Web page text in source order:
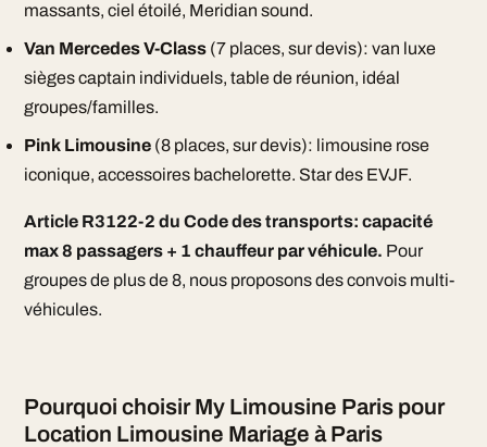
massants, ciel étoilé, Meridian sound.
Van Mercedes V-Class(7 places, sur devis): van luxe
sièges captain individuels, table de réunion, idéal
groupes/familles.
Pink Limousine(8 places, sur devis): limousine rose
iconique, accessoires bachelorette. Star des EVJF.
Article R3122-2 du Code des transports: capacité
max 8 passagers + 1 chauffeur par véhicule. Pour
groupes de plus de 8, nous proposons des convois multi-
véhicules.
Pourquoi choisir My Limousine Paris pour
Location Limousine Mariage à Paris